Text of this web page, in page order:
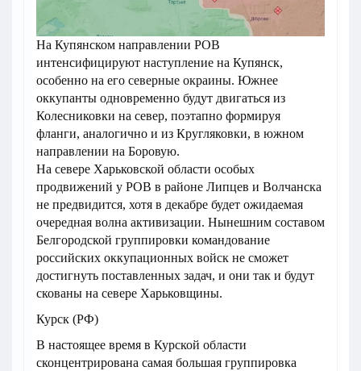
На Купянском направлении РОВ
интенсифицируют наступление на Купянск,
особенно на его северные окраины. Южнее
оккупанты одновременно будут двигаться из
Колесниковки на север, поэтапно формируя
фланги, аналогично и из Кругляковки, в южном
направлении на Боровую.
На севере Харьковской области особых
продвижений у РОВ в районе Липцев и Волчанска
не предвидится, хотя в декабре будет ожидаемая
очередная волна активизации. Нынешним составом
Белгородской группировки командование
российских оккупационных войск не сможет
достигнуть поставленных задач, и они так и будут
скованы на севере Харьковщины.
Курск (РФ)
В настоящее время в Курской области
сконцентрирована самая большая группировка